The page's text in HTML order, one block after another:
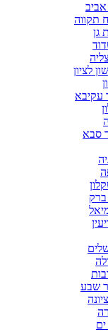
תקווה
גן
לציון
עקיבא
סבא
ברק
שבע